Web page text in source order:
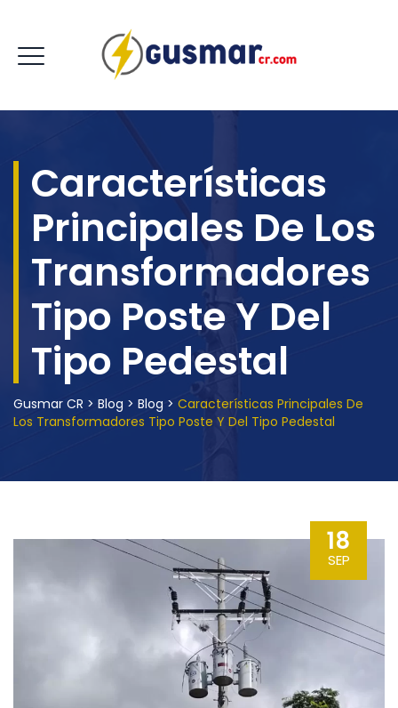
Características
Principales De Los
Transformadores
Tipo Poste Y Del
Tipo Pedestal
Gusmar CR > Blog > Blog > Características Principales De
Los Transformadores Tipo Poste Y Del Tipo Pedestal
18
SEP